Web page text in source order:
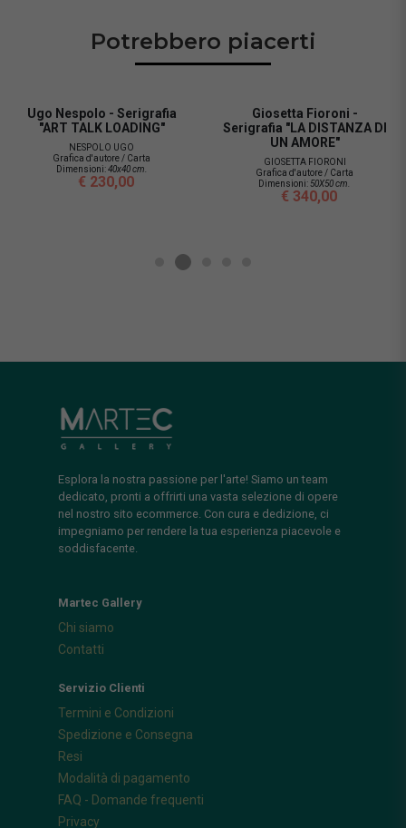
Potrebbero piacerti
Ugo Nespolo - Serigrafia
"ART TALK LOADING"
NESPOLO UGO
Grafica d'autore / Carta
Dimensioni:40x40 cm.
€ 230,00
Giosetta Fioroni -
Serigrafia "LA DISTANZA DI
UN AMORE"
GIOSETTA FIORONI
Grafica d'autore / Carta
Dimensioni:50X50 cm.
€ 340,00
Esplora la nostra passione per l'arte! Siamo un team
dedicato, pronti a offrirti una vasta selezione di opere
nel nostro sito ecommerce. Con cura e dedizione, ci
impegniamo per rendere la tua esperienza piacevole e
soddisfacente.
Martec Gallery
Chi siamo
Contatti
Servizio Clienti
Termini e Condizioni
Spedizione e Consegna
Resi
Modalità di pagamento
FAQ - Domande frequenti
Privacy